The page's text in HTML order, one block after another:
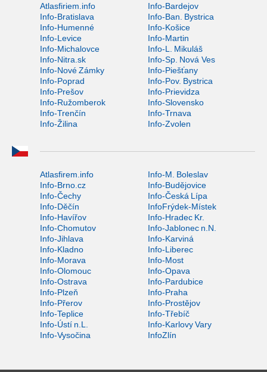
Atlasfiriem.info
Info-Bardejov
Info-Bratislava
Info-Ban. Bystrica
Info-Humenné
Info-Košice
Info-Levice
Info-Martin
Info-Michalovce
Info-L. Mikuláš
Info-Nitra.sk
Info-Sp. Nová Ves
Info-Nové Zámky
Info-Piešťany
Info-Poprad
Info-Pov. Bystrica
Info-Prešov
Info-Prievidza
Info-Ružomberok
Info-Slovensko
Info-Trenčín
Info-Trnava
Info-Žilina
Info-Zvolen
Atlasfirem.info
Info-M. Boleslav
Info-Brno.cz
Info-Budějovice
Info-Čechy
Info-Česká Lípa
Info-Děčín
InfoFrýdek-Místek
Info-Havířov
Info-Hradec Kr.
Info-Chomutov
Info-Jablonec n.N.
Info-Jihlava
Info-Karviná
Info-Kladno
Info-Liberec
Info-Morava
Info-Most
Info-Olomouc
Info-Opava
Info-Ostrava
Info-Pardubice
Info-Plzeň
Info-Praha
Info-Přerov
Info-Prostějov
Info-Teplice
Info-Třebíč
Info-Ústí n.L.
Info-Karlovy Vary
Info-Vysočina
InfoZlín